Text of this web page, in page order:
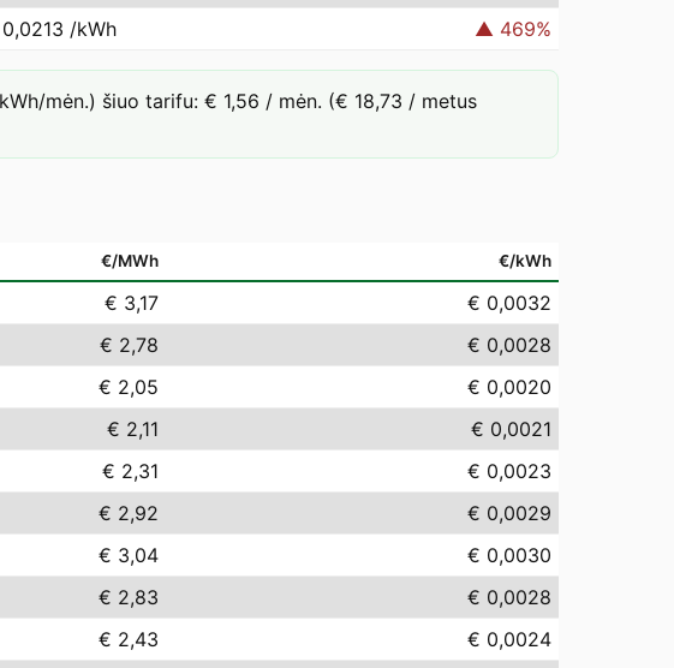
/kWh ▲ 469%
mėn.) šiuo tarifu: € 1,56 / mėn. (€ 18,73 / metus
€/MWh €/kWh
€ 3,17
€ 0,0032
€ 2,78
€ 0,0028
€ 2,05
€ 0,0020
€ 2,11
€ 0,0021
€ 2,31
€ 0,0023
€ 2,92
€ 0,0029
€ 3,04
€ 0,0030
€ 2,83
€ 0,0028
€ 2,43
€ 0,0024